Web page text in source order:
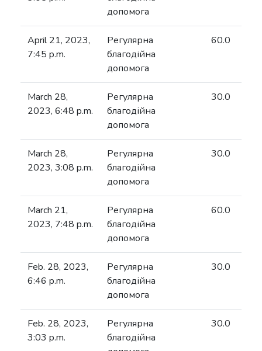
допомога
April 21, 2023,
7:45 p.m.
Регулярна
благодійна
допомога
60.0
March 28,
2023, 6:48 p.m.
Регулярна
благодійна
допомога
30.0
March 28,
2023, 3:08 p.m.
Регулярна
благодійна
допомога
30.0
March 21,
2023, 7:48 p.m.
Регулярна
благодійна
допомога
60.0
Feb. 28, 2023,
6:46 p.m.
Регулярна
благодійна
допомога
30.0
Feb. 28, 2023,
3:03 p.m.
Регулярна
благодійна
30.0